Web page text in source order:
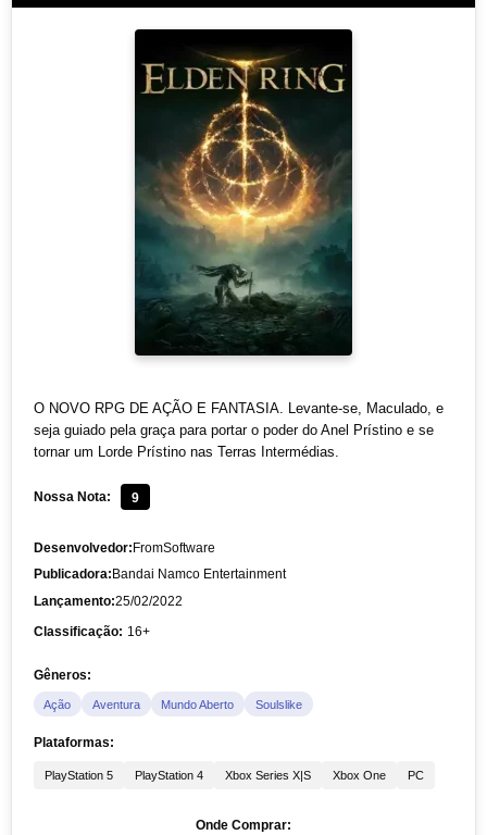
O NOVO RPG DE AÇÃO E FANTASIA. Levante-se, Maculado, e
seja guiado pela graça para portar o poder do Anel Prístino e se
tornar um Lorde Prístino nas Terras Intermédias.
Nossa Nota: 9
Desenvolvedor:FromSoftware
Publicadora: Bandai Namco Entertainment
Lançamento:25/02/2022
Classificação: 16+
Gêneros:
Ação Aventura Mundo Aberto Soulslike
Plataformas:
PlayStation 5 PlayStation 4 Xbox Series X|S Xbox One PC
Onde Comprar: